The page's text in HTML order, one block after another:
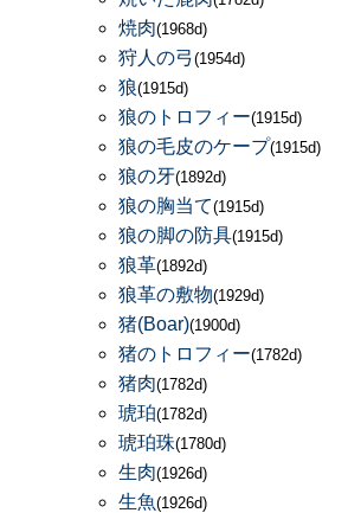
焼肉(1968d)
狩人の弓(1954d)
狼(1915d)
狼のトロフィー(1915d)
狼の毛皮のケープ(1915d)
狼の牙(1892d)
狼の胸当て(1915d)
狼の脚の防具(1915d)
狼革(1892d)
狼革の敷物(1929d)
猪(Boar)(1900d)
猪のトロフィー(1782d)
猪肉(1782d)
琥珀(1782d)
琥珀珠(1780d)
生肉(1926d)
生魚(1926d)